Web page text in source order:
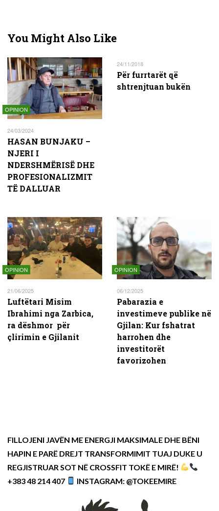
You Might Also Like
OPINION
24/03/2024
HASAN BUNJAKU –
NJERI I
NDERSHMËRISË DHE
PROFESIONALIZMIT
TË DALLUAR
24/11/2018
Për furrtarët që
shtrenjtuan bukën
OPINION
21/06/2025
Luftëtari Misim
Ibrahimi nga Zarbica,
ra dëshmor për
çlirimin e Gjilanit
OPINION
06/12/2025
Pabarazia e
investimeve publike në
Gjilan: Kur fshatrat
harrohen dhe
investitorët
favorizohen
FILLOJENI JAVËN ME ENERGJI MAKSIMALE DHE BËNI
HAPIN E PARË DREJT TRANSFORMIMIT TUAJ DUKE U
REGJISTRUAR SOT NË CROSSFIT TOKË E MIRË!
+383 48 214 407
INSTAGRAM: @TOKEEMIRE